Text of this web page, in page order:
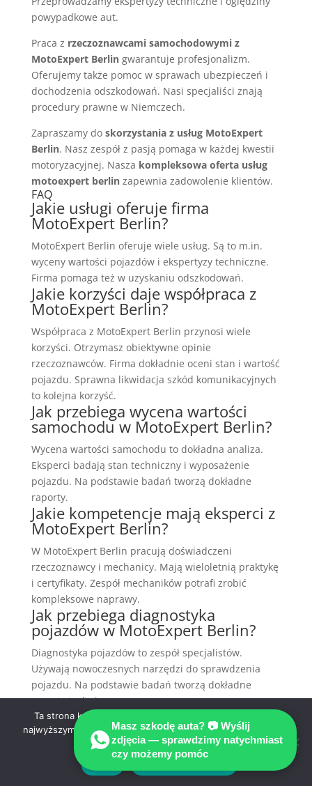
powypadkowe aut.
Praca z rzeczoznawcami samochodowymi z
MotoExpert Berlingwarantuje profesjonalizm.
Oferujemy także pomoc w sprawach ubezpieczeń i
dochodzenia odszkodowań. Nasi specjaliści znają
procedury prawne w Niemczech.
Zapraszamy do skorzystania z usług MotoExpert
Berlin. Nasz zespół z pasją pomaga w każdej kwestii
motoryzacyjnej. Nasza kompleksowa oferta usług
motoexpert berlinzapewnia zadowolenie klientów.
FAQ
Jakie usługi oferuje firma
MotoExpert Berlin?
MotoExpert Berlin oferuje wiele usług. Są to m.in.
wyceny wartości pojazdów i ekspertyzy techniczne.
Firma pomaga też w uzyskaniu odszkodowań.
Jakie korzyści daje współpraca z
MotoExpert Berlin?
Współpraca z MotoExpert Berlin przynosi wiele
korzyści. Otrzymasz obiektywne opinie
rzeczoznawców. Firma dokładnie oceni stan i wartość
pojazdu. Sprawna likwidacja szkód komunikacyjnych
to kolejna korzyść.
Jak przebiega wycena wartości
samochodu w MotoExpert Berlin?
Wycena wartości samochodu to dokładna analiza.
Eksperci badają stan techniczny i wyposażenie
pojazdu. Na podstawie badań tworzą dokładne
raporty.
Jakie kompetencje mają eksperci z
MotoExpert Berlin?
W MotoExpert Berlin pracują doświadczeni
rzeczoznawcy i mechanicy. Mają wieloletnią praktykę
i certyfikaty. Zespół mechaników potrafi zrobić
kompleksowe naprawy.
Jak przebiega diagnostyka
pojazdów w MotoExpert Berlin?
Diagnostyka pojazdów to zespół specjalistów.
Używają nowoczesnych narzędzi do sprawdzenia
pojazdu. Na podstawie badań tworzą dokładne
raporty techniczne.
W jakich obszarach specjalizuje się
MotoExpert Berlin?
MotoExpert Berlin specjalizuje się w obsłudze
klientów po wypadkach. Oferuje wycenę szkód i
Masz szkodę auta? 📷 Wyślij
zdjęcia — sprawdzimy natychmiast
czy możemy pomóc
Ta strona korzysta z ciasteczek aby świadczyć usługi na
najwyższym poziomie. Dalsze korzystanie ze strony oznacza,
że zgadzasz się na ich użycie.